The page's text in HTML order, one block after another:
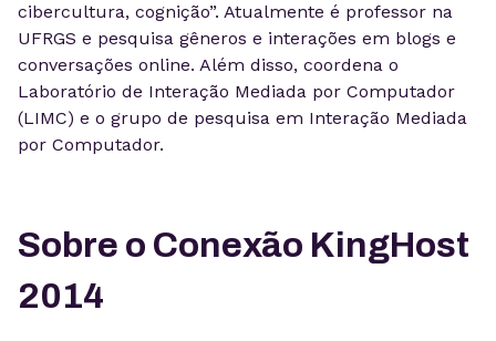
cibercultura, cognição”. Atualmente é professor na
UFRGS e pesquisa gêneros e interações em blogs e
conversações online. Além disso, coordena o
Laboratório de Interação Mediada por Computador
(LIMC) e o grupo de pesquisa em Interação Mediada
por Computador.
Sobre o Conexão KingHost
2014